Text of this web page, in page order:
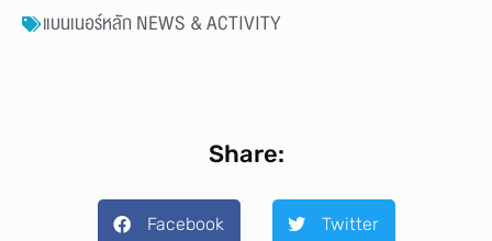
แบนเนอร์หลัก NEWS & ACTIVITY
Share:
Facebook Twitter